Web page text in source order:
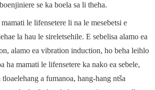
se ka boela sa li theha.
le lifensetere li na le mesebetsi e
la hau le sireletsehile. E sebelisa alamo ea
alamo ea vibration induction, ho beha leihlo
ha mamati le lifensetere ka nako ea sebele,
tloaelehang a fumanoa, hang-hang ntša